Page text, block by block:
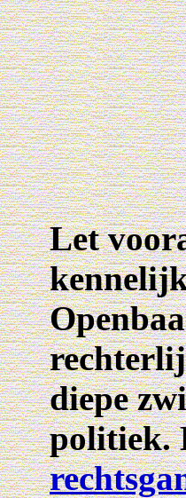
Let
diepe
politiek.